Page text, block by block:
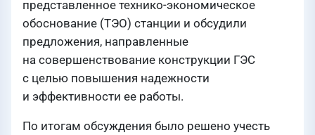
представленное технико-экономическое
обоснование (ТЭО) станции и обсудили
предложения, направленные
на совершенствование конструкции ГЭС
с целью повышения надежности
и эффективности ее работы.
По итогам обсуждения было решено учесть